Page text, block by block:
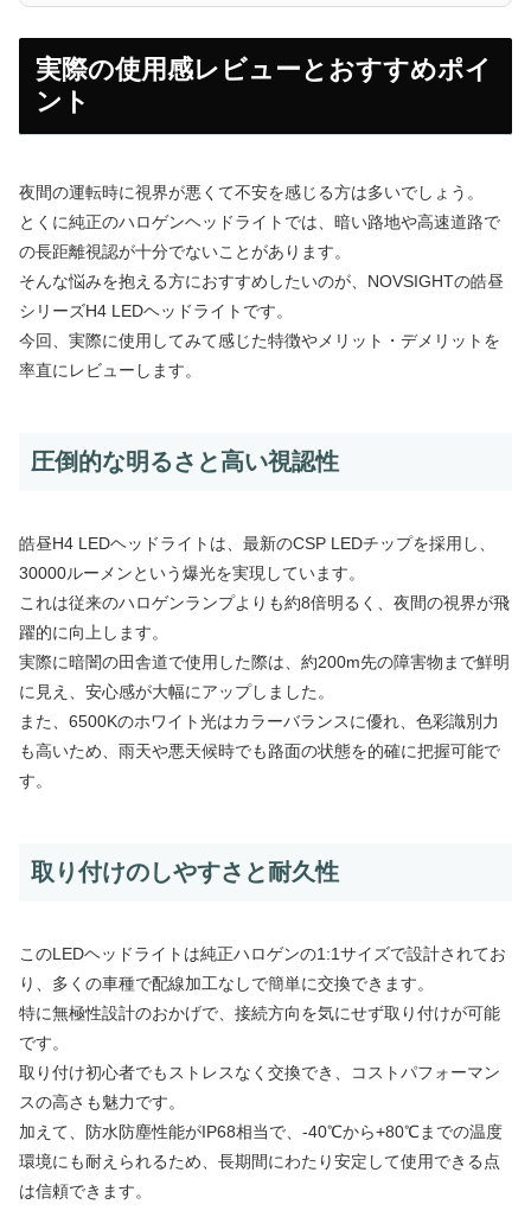
実際の使用感レビューとおすすめポイ
ント
夜間の運転時に視界が悪くて不安を感じる方は多いでしょう。
とくに純正のハロゲンヘッドライトでは、暗い路地や高速道路で
の長距離視認が十分でないことがあります。
そんな悩みを抱える方におすすめしたいのが、NOVSIGHTの皓昼
シリーズH4 LEDヘッドライトです。
今回、実際に使用してみて感じた特徴やメリット・デメリットを
率直にレビューします。
圧倒的な明るさと高い視認性
皓昼H4 LEDヘッドライトは、最新のCSP LEDチップを採用し、
30000ルーメンという爆光を実現しています。
これは従来のハロゲンランプよりも約8倍明るく、夜間の視界が飛
躍的に向上します。
実際に暗闇の田舎道で使用した際は、約200m先の障害物まで鮮明
に見え、安心感が大幅にアップしました。
また、6500Kのホワイト光はカラーバランスに優れ、色彩識別力
も高いため、雨天や悪天候時でも路面の状態を的確に把握可能で
す。
取り付けのしやすさと耐久性
このLEDヘッドライトは純正ハロゲンの1:1サイズで設計されてお
り、多くの車種で配線加工なしで簡単に交換できます。
特に無極性設計のおかげで、接続方向を気にせず取り付けが可能
です。
取り付け初心者でもストレスなく交換でき、コストパフォーマン
スの高さも魅力です。
加えて、防水防塵性能がIP68相当で、-40℃から+80℃までの温度
環境にも耐えられるため、長期間にわたり安定して使用できる点
は信頼できます。